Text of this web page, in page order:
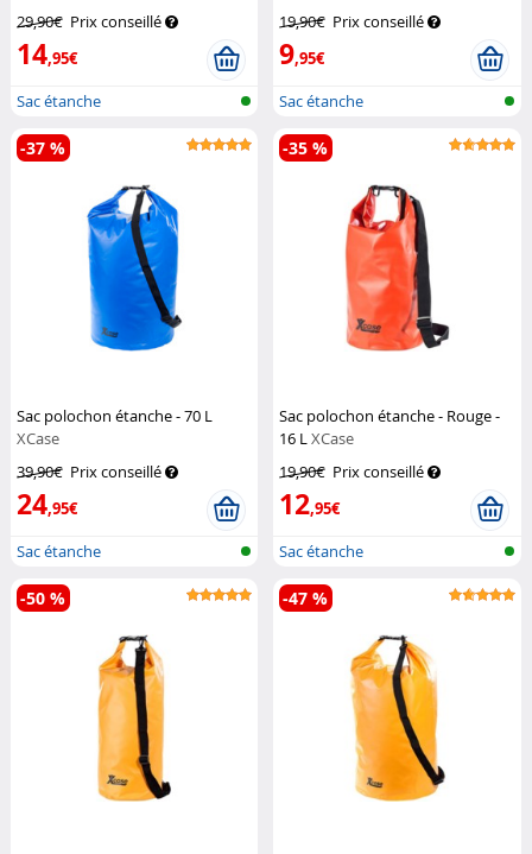
29,90€ Prix conseillé
14,95€
Sac étanche
19,90€ Prix conseillé
9,95€
Sac étanche
Sac polochon étanche - 70 L
XCase
39,90€ Prix conseillé
24,95€
-37 %
Sac étanche
Sac polochon étanche - Rouge -
16 LXCase
19,90€ Prix conseillé
12,95€
-35 %
Sac étanche
-50 % -47 %